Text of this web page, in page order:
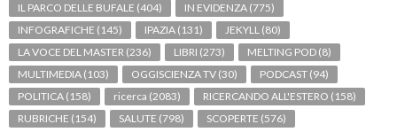
IL PARCO DELLE BUFALE (404) IN EVIDENZA (775)
INFOGRAFICHE (145) IPAZIA (131) JEKYLL (80)
LA VOCE DEL MASTER (236) LIBRI (273) MELTING POD (8)
MULTIMEDIA (103) OGGISCIENZA TV (30) PODCAST (94)
POLITICA (158) ricerca (2083) RICERCANDO ALL'ESTERO (158)
RUBRICHE (154) SALUTE (798) SCOPERTE (576)